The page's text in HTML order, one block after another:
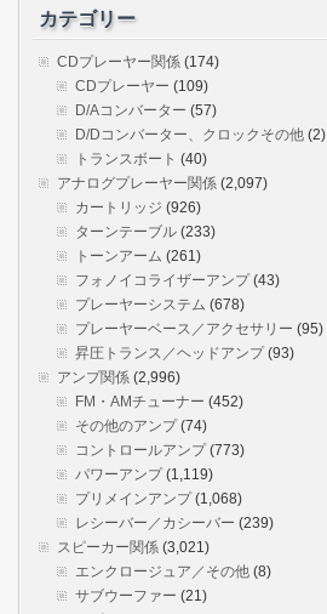
カテゴリー
CDプレーヤー関係 (174)
CDプレーヤー (109)
D/Aコンバーター (57)
D/Dコンバーター、クロックその他 (2)
トランスボート (40)
アナログプレーヤー関係 (2,097)
カートリッジ (926)
ターンテーブル (233)
トーンアーム (261)
フォノイコライザーアンプ(43)
プレーヤーシステム (678)
プレーヤーベース／アクセサリー (95)
昇圧トランス／ヘッドアンプ(93)
アンプ関係 (2,996)
FM・AMチューナー (452)
その他のアンプ(74)
コントロールアンプ(773)
パワーアンプ(1,119)
プリメインアンプ(1,068)
レシーバー／カシーバー (239)
スピーカー関係 (3,021)
エンクロージュア／その他 (8)
サブウーファー (21)